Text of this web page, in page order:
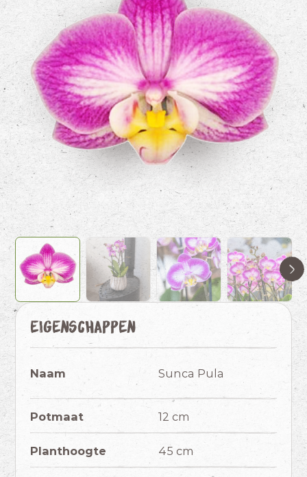
Eigenschappen
Naam Sunca Pula
Potmaat 12 cm
Planthoogte 45 cm